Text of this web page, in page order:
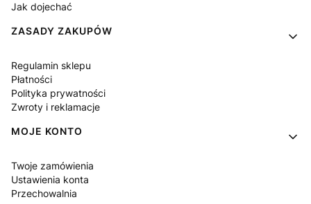
Jak dojechać
ZASADY ZAKUPÓW
Regulamin sklepu
Płatności
Polityka prywatności
Zwroty i reklamacje
MOJE KONTO
Twoje zamówienia
Ustawienia konta
Przechowalnia